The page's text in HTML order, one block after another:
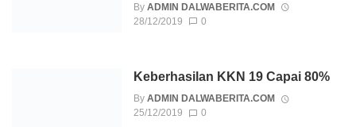
By ADMIN DALWABERITA.COM
28/12/2019
0
Keberhasilan KKN 19 Capai 80%
By ADMIN DALWABERITA.COM
25/12/2019
0